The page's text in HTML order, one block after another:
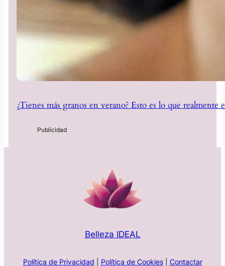
¿Tienes más granos en verano? Esto es lo que realmente
Belleza IDEAL
Política de Privacidad Política de Cookies| Contactar